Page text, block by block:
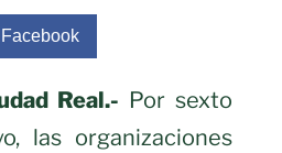
Facebook
Real.- Por sexto
las organizaciones